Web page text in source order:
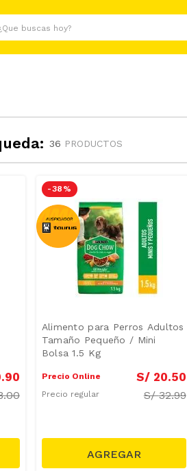
buscas hoy?
36 PRODUCTOS
.90
-38 %
Alimento para Perros Adultos
Tamaño Pequeño / Mini
Bolsa 1.5 Kg
Precio Online S/ 20.50
Precio regular S/32.99